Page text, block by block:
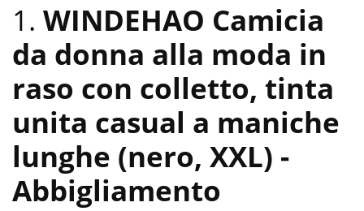
1. WINDEHAO Camicia
da donna alla moda in
raso con colletto, tinta
unita casual a maniche
lunghe (nero, XXL) -
Abbigliamento